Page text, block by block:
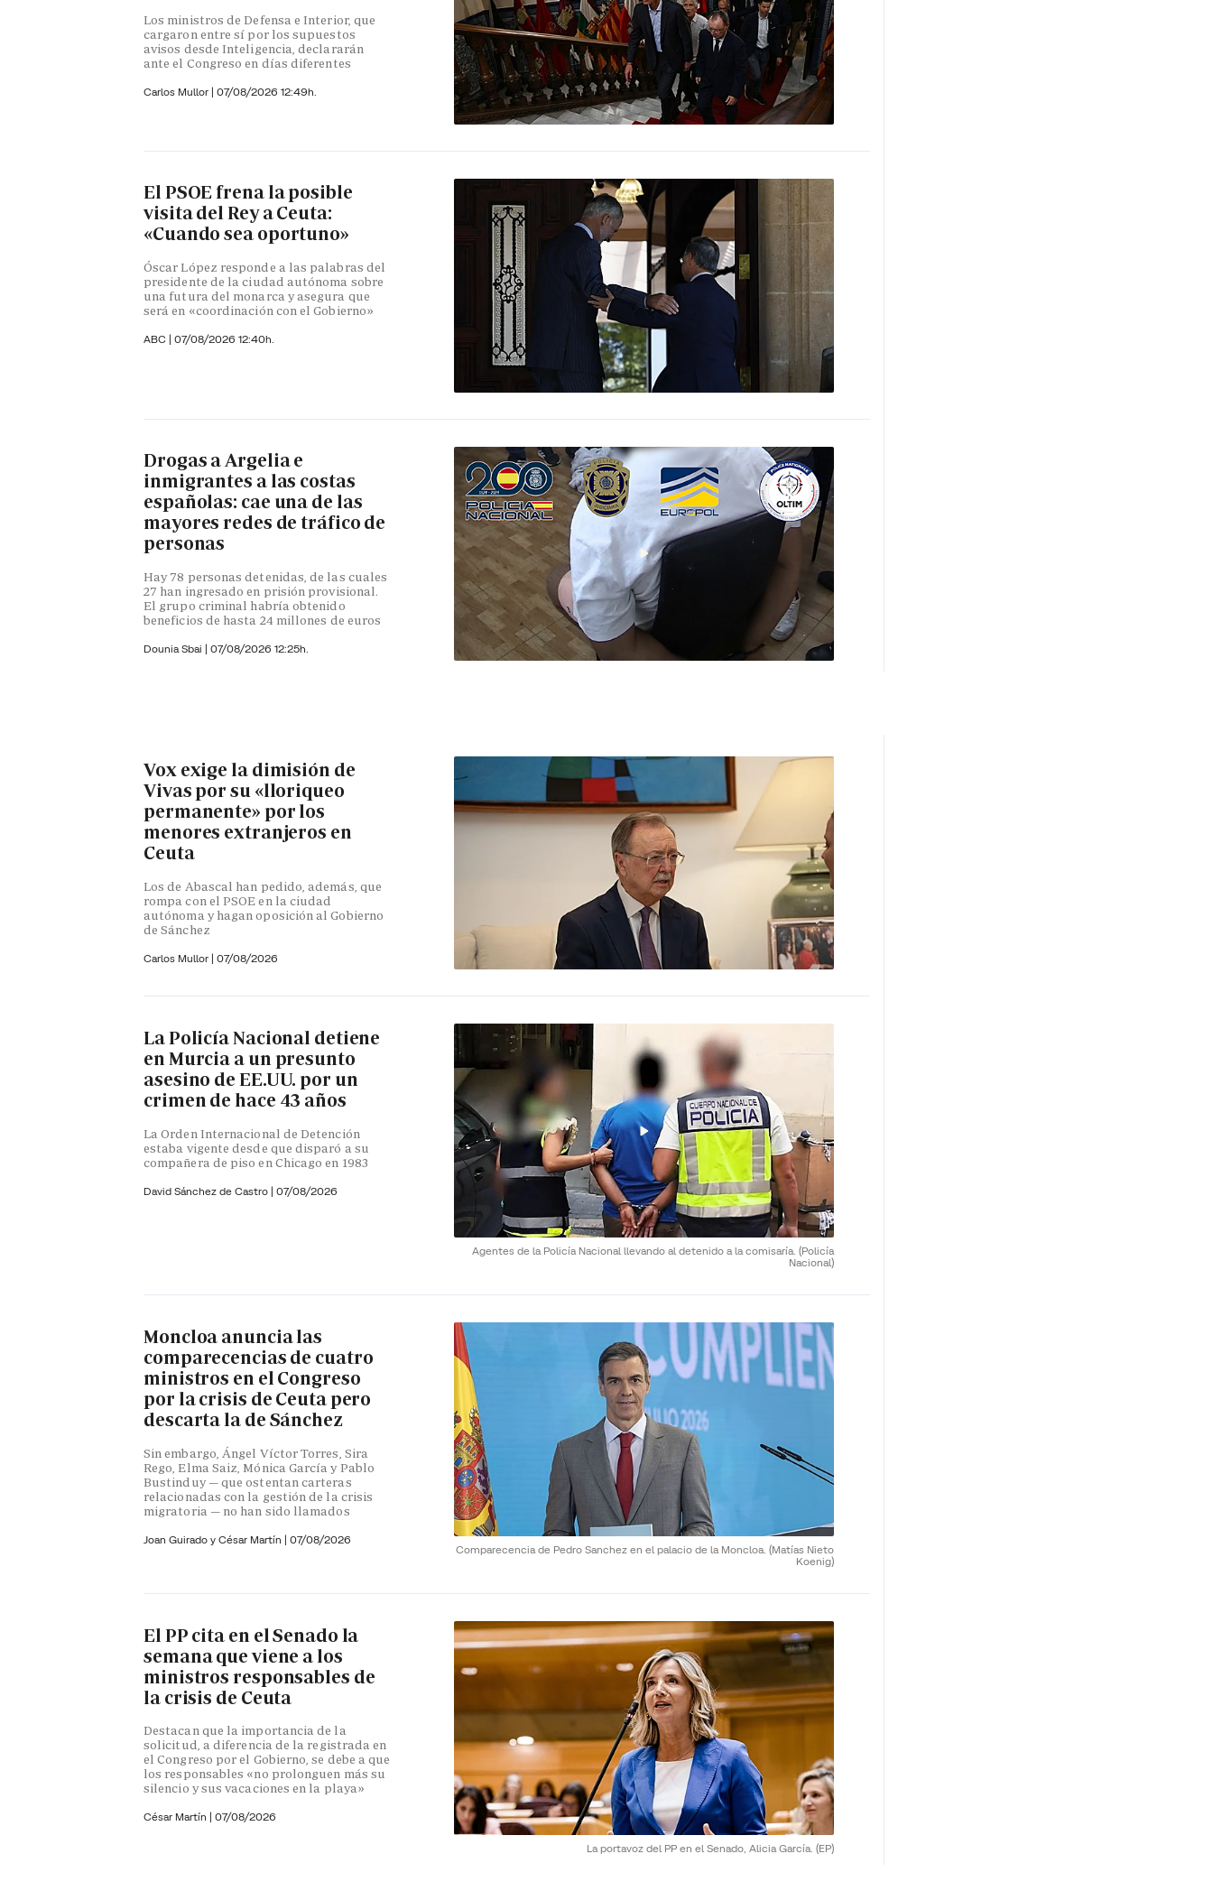
Los ministros de Defensa e Interior, que
cargaron entre sí por los supuestos
avisos desde Inteligencia, declararán
ante el Congreso en días diferentes
Carlos Mullor | 07/08/2026 12:49h.
El PSOE frena la posible
visita del Rey a Ceuta:
«Cuando sea oportuno»
Óscar López responde a las palabras del
presidente de la ciudad autónoma sobre
una futura del monarca y asegura que
será en «coordinación con el Gobierno»
ABC | 07/08/2026 12:40h.
Drogas a Argelia e
inmigrantes a las costas
españolas: cae una de las
mayores redes de tráfico de
personas
Hay 78 personas detenidas, de las cuales
27 han ingresado en prisión provisional.
El grupo criminal habría obtenido
beneficios de hasta 24 millones de euros
Dounia Sbai | 07/08/2026 12:25h.
Vox exige la dimisión de
Vivas por su «lloriqueo
permanente» por los
menores extranjeros en
Ceuta
Los de Abascal han pedido, además, que
rompa con el PSOE en la ciudad
autónoma y hagan oposición al Gobierno
de Sánchez
Carlos Mullor | 07/08/2026
Agentes de la Policía Nacional llevando al detenido a la comisaría. (Policía
Nacional)
La Policía Nacional detiene
en Murcia a un presunto
asesino de EE.UU. por un
crimen de hace 43 años
La Orden Internacional de Detención
estaba vigente desde que disparó a su
compañera de piso en Chicago en 1983
David Sánchez de Castro | 07/08/2026
Comparecencia de Pedro Sanchez en el palacio de la Moncloa. (Matías Nieto
Koenig)
Moncloa anuncia las
comparecencias de cuatro
ministros en el Congreso
por la crisis de Ceuta pero
descarta la de Sánchez
Sin embargo, Ángel Víctor Torres, Sira
Rego, Elma Saiz, Mónica García y Pablo
Bustinduy — que ostentan carteras
relacionadas con la gestión de la crisis
migratoria — no han sido llamados
Joan Guirado y César Martín | 07/08/2026
La portavoz del PP en el Senado, Alicia García. (EP)
El PP cita en el Senado la
semana que viene a los
ministros responsables de
la crisis de Ceuta
Destacan que la importancia de la
solicitud, a diferencia de la registrada en
el Congreso por el Gobierno, se debe a que
los responsables «no prolonguen más su
silencio y sus vacaciones en la playa»
César Martín | 07/08/2026